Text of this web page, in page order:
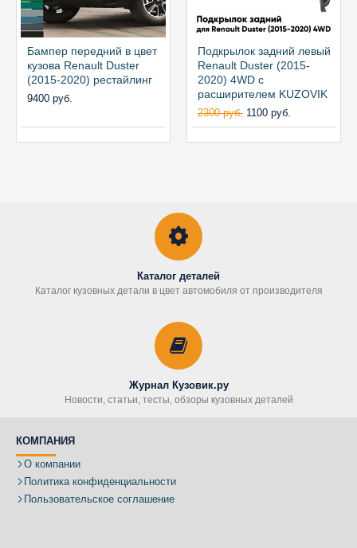
Бампер передний в цвет
кузова Renault Duster
(2015-2020) рестайлинг
9400 руб.
Подкрылок задний левый
Renault Duster (2015-
2020) 4WD с
расширителем KUZOVIK
2300 руб. 1100 руб.
Каталог деталей
Каталог кузовных детали в цвет автомобиля от производителя
Журнал Кузовик.ру
Новости, статьи, тесты, обзоры кузовных деталей
КОМПАНИЯ
О компании
Политика конфиденциальности
Пользовательское соглашение